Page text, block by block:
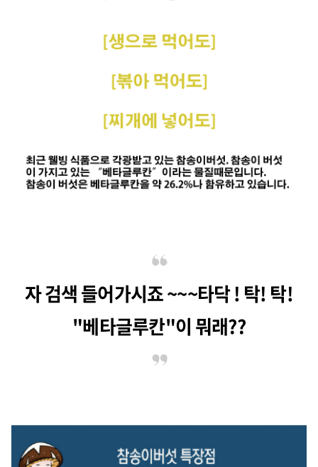
자 검색 들어가시죠 ~~~타닥 ! 탁! 탁!
"베타글루칸"이 뭐래??